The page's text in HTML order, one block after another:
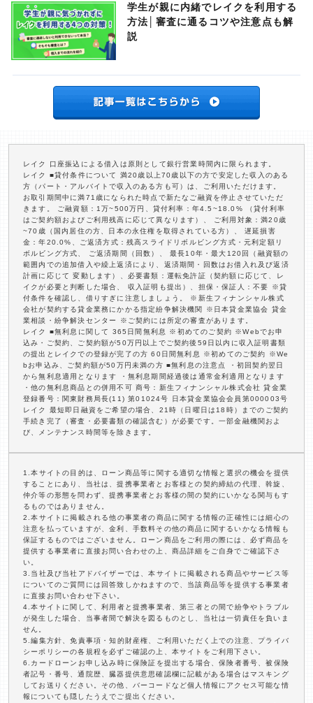
学生が親に内緒でレイクを利用する
方法│審査に通るコツや注意点も解
説
レイク 口座振込による借入は原則として銀行営業時間内に限られます。
レイク ■貸付条件について 満20歳以上70歳以下の方で安定した収入のある
方（パート・アルバイトで収入のある方も可）は、ご利用いただけます。
お取引期間中に満71歳になられた時点で新たなご融資を停止させていただ
きます。 ご融資額：1万~500万円、貸付利率：年4.5~18.0% （貸付利率
はご契約額およびご利用残高に応じて異なります）、 ご利用対象：満20歳
~70歳（国内居住の方、日本の永住権を取得されている方）、 遅延損害
金：年20.0%、ご返済方式：残高スライドリボルビング方式・元利定額リ
ボルビング方式、 ご返済期間（回数）、 最長10年・最大120回（融資額の
範囲内での追加借入や繰上返済により、返済期間・回数はお借入れ及び返済
計画に応じて 変動します）、必要書類：運転免許証（契約額に応じて、レ
イクが必要と判断した場合、 収入証明も提出）、担保・保証人：不要 ※貸
付条件を確認し、借りすぎに注意しましょう。 ※新生フィナンシャル株式
会社が契約する貸金業務にかかる指定紛争解決機関 ※日本貸金業協会 貸金
業相談・紛争解決センター ※ご契約には所定の審査があります。
レイク ■無利息に関して 365日間無利息 ※初めてのご契約 ※Webでお申
込み・ご契約、ご契約額が50万円以上でご契約後59日以内に収入証明書類
の提出とレイクでの登録が完了の方 60日間無利息 ※初めてのご契約 ※We
bお申込み、ご契約額が50万円未満の方 ■無利息の注意点 ・初回契約翌日
から無利息適用となります ・無利息期間経過後は通常金利適用となります
・他の無利息商品との併用不可 商号：新生フィナンシャル株式会社 貸金業
登録番号：関東財務局長(11) 第01024号 日本貸金業協会会員第000003号
レイク 最短即日融資をご希望の場合、21時（日曜日は18時）までのご契約
手続き完了（審査・必要書類の確認含む）が必要です。一部金融機関およ
び、メンテナンス時間等を除きます。
1.本サイトの目的は、ローン商品等に関する適切な情報と選択の機会を提供
することにあり、当社は、提携事業者とお客様との契約締結の代理、斡旋、
仲介等の形態を問わず、提携事業者とお客様の間の契約にいかなる関与もす
るものではありません。
2.本サイトに掲載される他の事業者の商品に関する情報の正確性には細心の
注意を払っていますが、金利、手数料その他の商品に関するいかなる情報も
保証するものではございません。ローン商品をご利用の際には、必ず商品を
提供する事業者に直接お問い合わせの上、商品詳細をご自身でご確認下さ
い。
3.当社及び当社アドバイザーでは、本サイトに掲載される商品やサービス等
についてのご質問には回答致しかねますので、当該商品等を提供する事業者
に直接お問い合わせ下さい。
4.本サイトに関して、利用者と提携事業者、第三者との間で紛争やトラブル
が発生した場合、当事者間で解決を図るものとし、当社は一切責任を負いま
せん。
5.編集方針、免責事項・知的財産権、ご利用いただく上での注意、プライバ
シーポリシーの各規程を必ずご確認の上、本サイトをご利用下さい。
6.カードローンお申し込み時に保険証を提出する場合、保険者番号、被保険
者記号・番号、通院歴、臓器提供意思確認欄に記載がある場合はマスキング
してお送りください。その他、バーコードなど個人情報にアクセス可能な情
報についても隠したうえでご提出ください。